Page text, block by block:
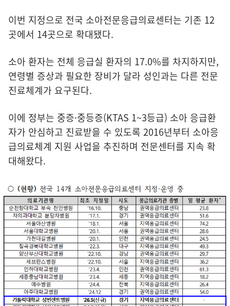
이번 지정으로 전국 소아전문응급의료센터는 기존 12
곳에서 14곳으로 확대됐다.
소아 환자는 전체 응급실 환자의 17.0%를 차지하지만,
연령별 증상과 필요한 장비가 달라 성인과는 다른 전문
진료체계가 요구된다.
이에 정부는 중증·중등증(KTAS 1~3등급) 소아 응급환
자가 안심하고 진료받을 수 있도록 2016년부터 소아응
급의료체계 지원 사업을 추진하며 전문센터를 지속 확
대해왔다.